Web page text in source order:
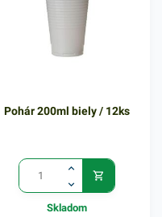
Pohár 200ml biely / 12ks
Skladom